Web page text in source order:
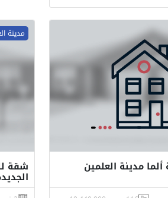
ألما مدينة العلمين
مدينة